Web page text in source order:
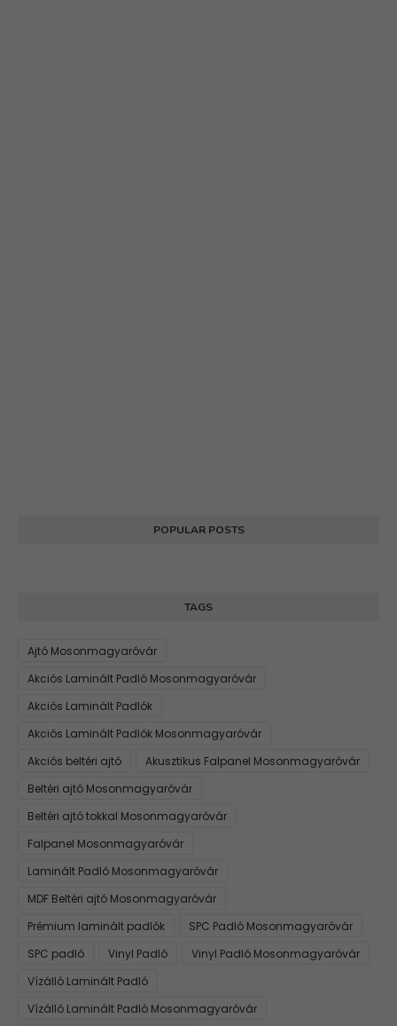
POPULAR POSTS
TAGS
Ajtó Mosonmagyaróvár
Akciós Laminált Padló Mosonmagyaróvár
Akciós Laminált Padlók
Akciós Laminált Padlók Mosonmagyaróvár
Akciós beltéri ajtó
Akusztikus Falpanel Mosonmagyaróvár
Beltéri ajtó Mosonmagyaróvár
Beltéri ajtó tokkal Mosonmagyaróvár
Falpanel Mosonmagyaróvár
Laminált Padló Mosonmagyaróvár
MDF Beltéri ajtó Mosonmagyaróvár
Prémium laminált padlók
SPC Padló Mosonmagyaróvár
SPC padló
Vinyl Padló
Vinyl Padló Mosonmagyaróvár
Vízálló Laminált Padló
Vízálló Laminált Padló Mosonmagyaróvár